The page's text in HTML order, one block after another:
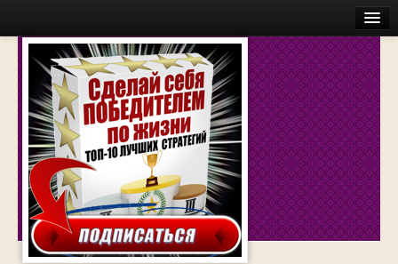
Главная
Бесплатное
Моя История
Об авторе
Обучение
Услуги
Аудио
Беседы с успешными людьми